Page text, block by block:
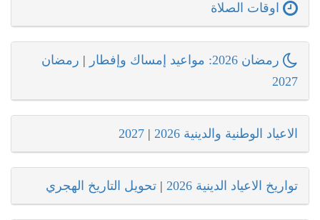
اوقات الصلاة
رمضان 2026: مواعيد إمساك وإفطار | رمضان
2027
الاعياد الوطنية والدينية 2026 |
2027
تواريخ الاعياد الدينية 2026 | تحويل التاريخ الهجري